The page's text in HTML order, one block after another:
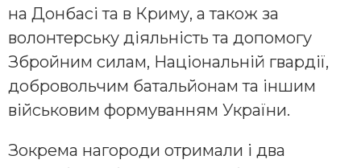
на Донбасі та в Криму, а також за
волонтерську діяльність та допомогу
Збройним силам, Національній гвардії,
добровольчим батальйонам та іншим
військовим формуванням України.
Зокрема нагороди отримали і два